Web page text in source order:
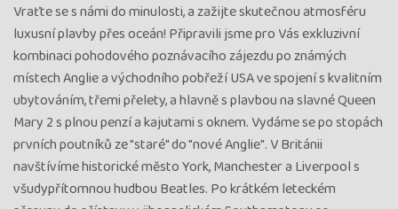
Vraťte se s námi do minulosti, a zažijte skutečnou atmosféru
luxusní plavby přes oceán! Připravili jsme pro Vás exkluzivní
kombinaci pohodového poznávacího zájezdu po známých
místech Anglie a východního pobřeží USA ve spojení s kvalitním
ubytováním, třemi přelety, a hlavně s plavbou na slavné Queen
Mary 2 s plnou penzí a kajutami s oknem. Vydáme se po stopách
prvních poutníků ze "staré" do "nové Anglie". V Británii
navštívíme historické město York, Manchester a Liverpool s
všudypřítomnou hudbou Beatles. Po krátkém leteckém